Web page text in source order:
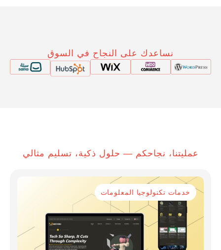
نساعدك على النجاح في السوق
عمليتنا، نجاحكم — حلول ذكية، تسليم مثالي
خدمات تكنولوجيا المعلومات